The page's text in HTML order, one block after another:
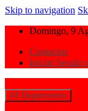
Skip to navigation
Domingo, 9
Contactos
Iniciar Sessão
All Departments